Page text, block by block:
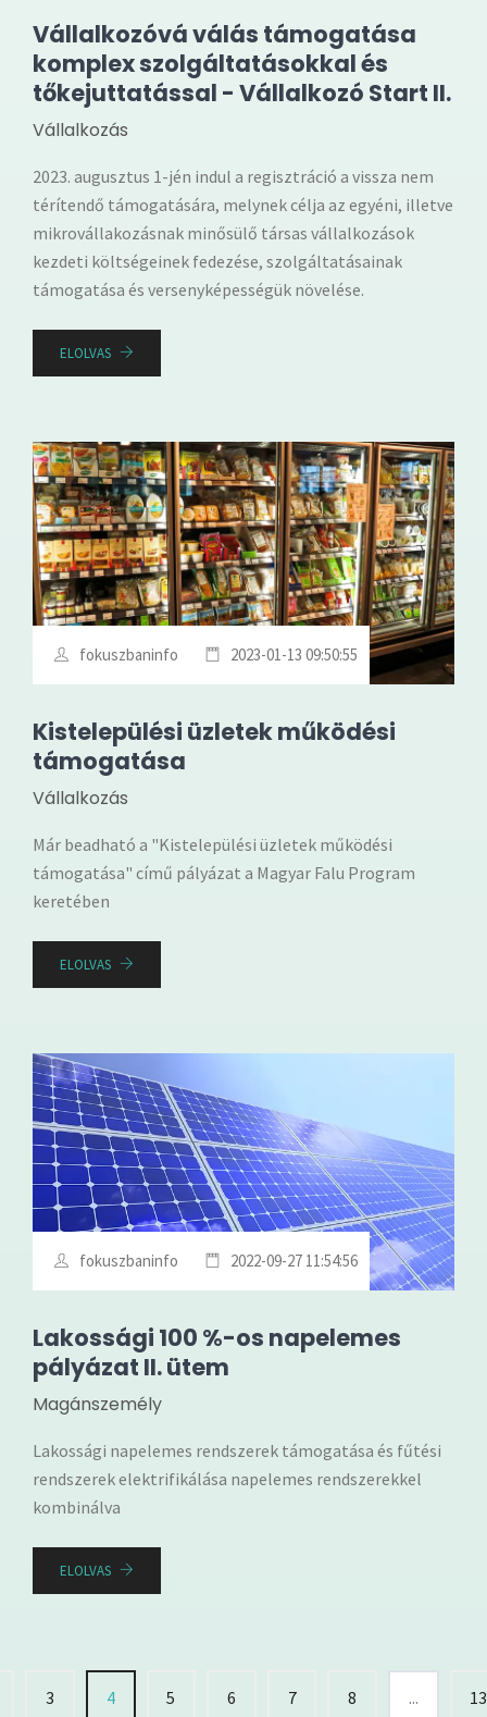
Vállalkozóvá válás támogatása
komplex szolgáltatásokkal és
tőkejuttatással - Vállalkozó Start II.
Vállalkozás
2023. augusztus 1-jén indul a regisztráció a vissza nem
térítendő támogatására, melynek célja az egyéni, illetve
mikrovállakozásnak minősülő társas vállalkozások
kezdeti költségeinek fedezése, szolgáltatásainak
támogatása és versenyképességük növelése.
ELOLVAS
fokuszbaninfo 2023-01-13 09:50:55
Kistelepülési üzletek működési
támogatása
Vállalkozás
Már beadható a "Kistelepülési üzletek működési
támogatása" című pályázat a Magyar Falu Program
keretében
ELOLVAS
fokuszbaninfo 2022-09-27 11:54:56
Lakossági 100 %-os napelemes
pályázat II. ütem
Magánszemély
Lakossági napelemes rendszerek támogatása és fűtési
rendszerek elektrifikálása napelemes rendszerekkel
kombinálva
ELOLVAS
3 4 5 6 7 8 ... 13